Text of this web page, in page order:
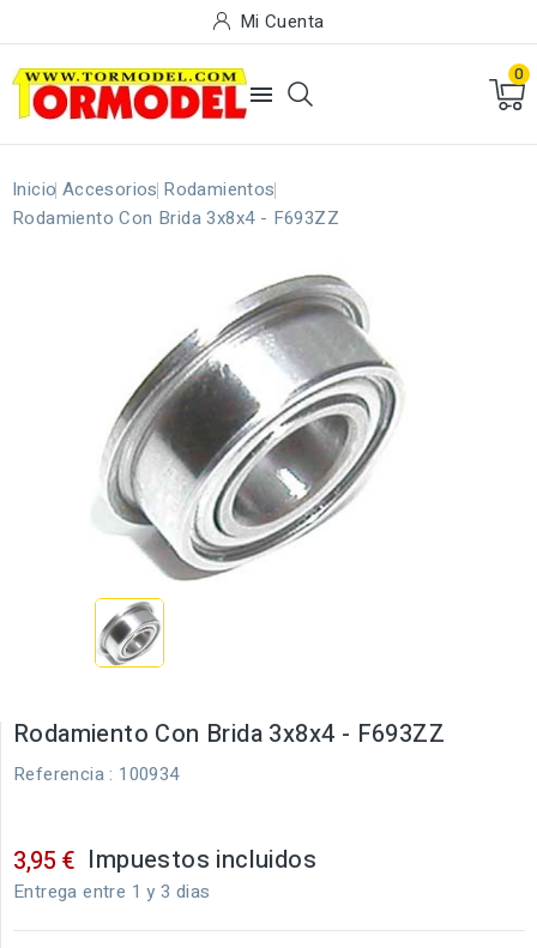
Mi Cuenta

0
Inicio Accesorios Rodamientos
Rodamiento Con Brida 3x8x4 - F693ZZ
Rodamiento Con Brida 3x8x4 - F693ZZ
Referencia : 100934
3,95 € Impuestos incluidos
Entrega entre 1 y 3 dias